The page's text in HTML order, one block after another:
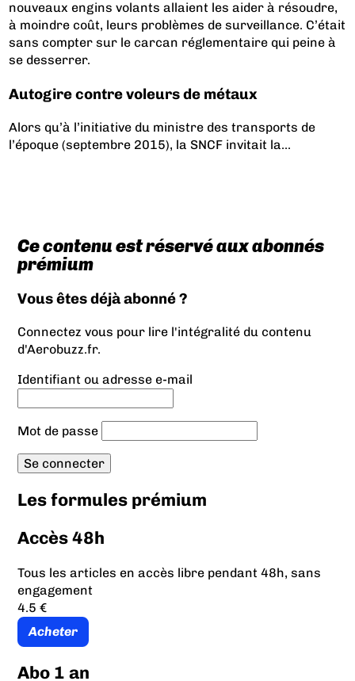
nouveaux engins volants allaient les aider à résoudre,
à moindre coût, leurs problèmes de surveillance. C’était
sans compter sur le carcan réglementaire qui peine à
se desserrer.
Autogire contre voleurs de métaux
Alors qu’à l’initiative du ministre des transports de
l’époque (septembre 2015), la SNCF invitait la...
Ce contenu est réservé aux abonnés
prémium
Vous êtes déjà abonné ?
Connectez vous pour lire l'intégralité du contenu
d'Aerobuzz.fr.
Identifiant ou adresse e-mail
Mot de passe
Les formules prémium
Accès 48h
Tous les articles en accès libre pendant 48h, sans
engagement
4.5 €
Acheter
Abo 1 an